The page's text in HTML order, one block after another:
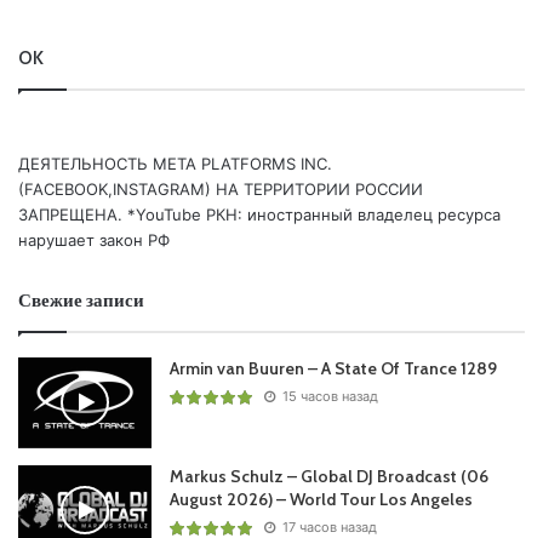
OK
ДЕЯТЕЛЬНОСТЬ МЕТА PLATFORMS INC.
(FACEBOOK,INSTAGRAM) НА ТЕРРИТОРИИ РОССИИ
ЗАПРЕЩЕНА. *YouTube РКН: иностранный владелец ресурса
нарушает закон РФ
Свежие записи
Armin van Buuren – A State Of Trance 1289
15 часов назад
Markus Schulz – Global DJ Broadcast (06
August 2026) – World Tour Los Angeles
17 часов назад